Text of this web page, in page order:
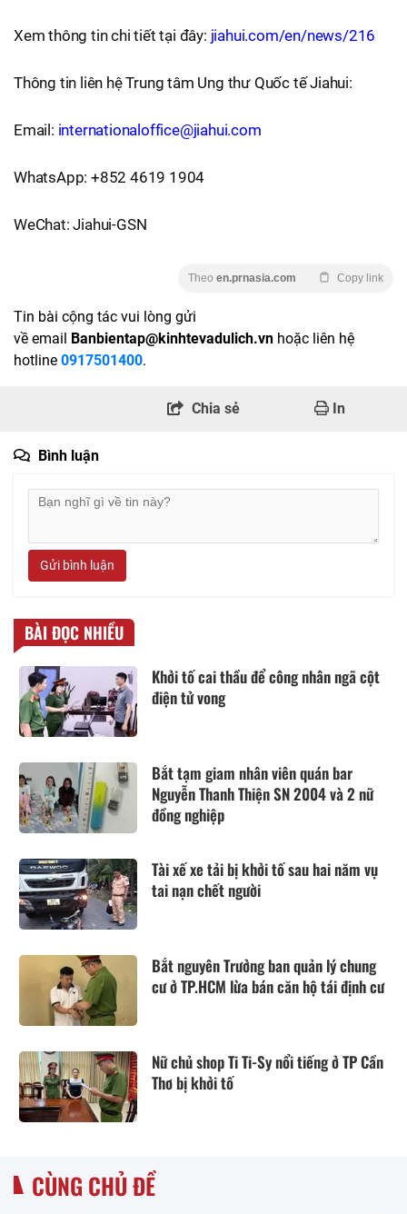
Xem thông tin chi tiết tại đây: jiahui.com/en/news/216
Thông tin liên hệ Trung tâm Ung thư Quốc tế Jiahui:
Email: internationaloffice@jiahui.com
WhatsApp: +852 4619 1904
WeChat: Jiahui-GSN
Theo en.prnasia.com Copy link
Tin bài cộng tác vui lòng gửi
về email Banbientap@kinhtevadulich.vn hoặc liên hệ
hotline 0917501400.
Chia sẻ In
Bình luận
Gửi bình luận
BÀI ĐỌC NHIỀU
Khởi tố cai thầu để công nhân ngã cột
điện tử vong
Bắt tạm giam nhân viên quán bar
Nguyễn Thanh Thiện SN 2004 và 2 nữ
đồng nghiệp
Tài xế xe tải bị khởi tố sau hai năm vụ
tai nạn chết người
Bắt nguyên Trưởng ban quản lý chung
cư ở TP.HCM lừa bán căn hộ tái định cư
Nữ chủ shop Ti Ti-Sy nổi tiếng ở TP Cần
Thơ bị khởi tố
CÙNG CHỦ ĐỀ